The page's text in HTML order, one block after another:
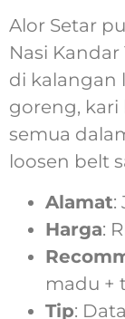
Alor Setar
Nasi
di kalangan
goreng,
semua
loosen belt
Alamat:
Harga:
madu +
Tip: